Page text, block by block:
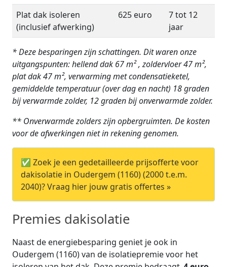
Plat dak isoleren
(inclusief afwerking)
625 euro
7 tot 12
jaar
* Deze besparingen zijn schattingen. Dit waren onze
uitgangspunten: hellend dak 67 m² , zoldervloer 47 m²,
plat dak 47 m², verwarming met condensatieketel,
gemiddelde temperatuur (over dag en nacht) 18 graden
bij verwarmde zolder, 12 graden bij onverwarmde zolder.
** Onverwarmde zolders zijn opbergruimten. De kosten
voor de afwerkingen niet in rekening genomen.
✅ Zoek je een gedetailleerde prijsofferte voor
dakisolatie in Oudergem (1160) (2000 t.e.m.
2040)? Vraag hier jouw gratis offertes »
Premies dakisolatie
Naast de energiebesparing geniet je ook in
Oudergem (1160) van de isolatiepremie voor het